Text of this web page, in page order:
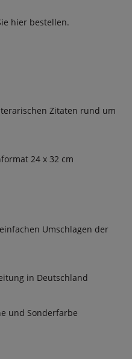
hier bestellen.
Zitaten rund um
24 x 32 cm
Umschlagen der
in Deutschland
und Sonderfarbe